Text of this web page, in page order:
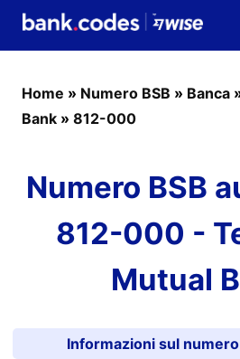
Home » Numero BSB » Banca
Bank » 812-000
Numero BSB
812-000 -
Mutual
Informazioni sul